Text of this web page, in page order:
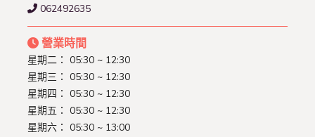
062492635
營業時間
星期二： 05:30 ~ 12:30
星期三： 05:30 ~ 12:30
星期四： 05:30 ~ 12:30
星期五： 05:30 ~ 12:30
星期六： 05:30 ~ 13:00